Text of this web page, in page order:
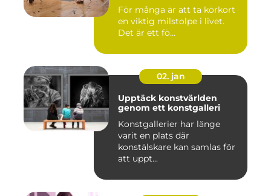
För många är att ta körkort
en viktig milstolpe i livet.
Det är ett fö...
02. jan
Upptäck konstvärlden
genom ett konstgalleri
Konstgallerier har länge
varit en plats där
konstälskare kan samlas för
att uppt...